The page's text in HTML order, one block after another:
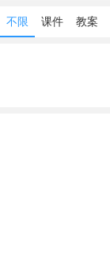
不限 课件 教案